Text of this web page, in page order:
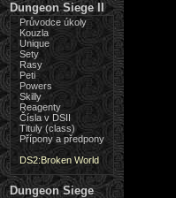
Dungeon Siege II
Průvodce úkoly
Kouzla
Unique
Sety
Rasy
Peti
Powers
Skilly
Reagenty
Čísla v DSII
Tituly (class)
Přípony a předpony
DS2:Broken World
Dungeon Siege